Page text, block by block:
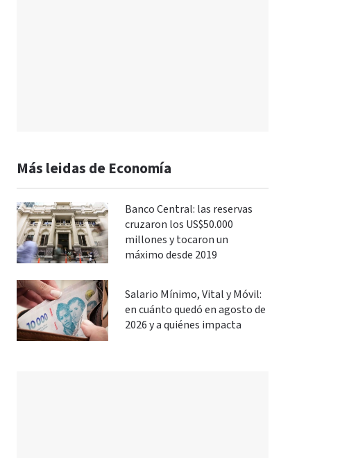
Más leidas de Economía
Banco Central: las reservas
cruzaron los US$50.000
millones y tocaron un
máximo desde 2019
Salario Mínimo, Vital y Móvil:
en cuánto quedó en agosto de
2026 y a quiénes impacta